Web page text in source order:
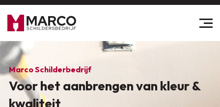
Marco Schilderbedrijf
Voor het aanbrengen van kleur &
kwaliteit